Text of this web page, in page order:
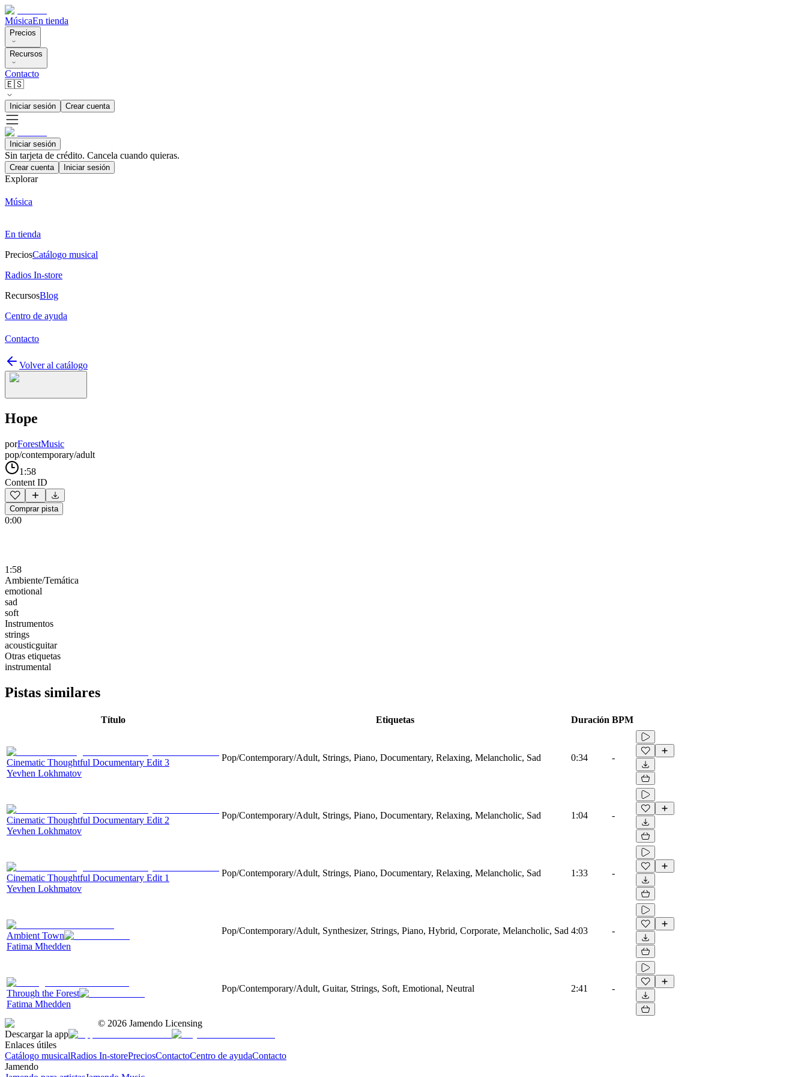
MúsicaEn tienda
Precios
Recursos
Contacto
🇪🇸
Iniciar sesión Crear cuenta
Iniciar sesión
Sin tarjeta de crédito. Cancela cuando quieras.
Crear cuenta Iniciar sesión
Explorar
Música
En tienda
PreciosCatálogo musical
Radios In-store
RecursosBlog
Centro de ayuda
Contacto
Volver al catálogo
Hope
porForestMusic
pop/contemporary/adult
1:58
Content ID
Comprar pista
0:00
1:58
Ambiente/Temática
emotional
sad
soft
Instrumentos
strings
acousticguitar
Otras etiquetas
instrumental
Pistas similares
Título Etiquetas Duración BPM
Cinematic Thoughtful Documentary Edit 3
Yevhen Lokhmatov
Pop/Contemporary/Adult, Strings, Piano, Documentary, Relaxing, Melancholic, Sad 0:34 -
Cinematic Thoughtful Documentary Edit 2
Yevhen Lokhmatov
Pop/Contemporary/Adult, Strings, Piano, Documentary, Relaxing, Melancholic, Sad 1:04 -
Cinematic Thoughtful Documentary Edit 1
Yevhen Lokhmatov
Pop/Contemporary/Adult, Strings, Piano, Documentary, Relaxing, Melancholic, Sad 1:33 -
Ambient Town
Fatima Mhedden
Pop/Contemporary/Adult, Synthesizer, Strings, Piano, Hybrid, Corporate, Melancholic, Sad 4:03 -
Through the Forest
Fatima Mhedden
Pop/Contemporary/Adult, Guitar, Strings, Soft, Emotional, Neutral 2:41 -
© 2026 Jamendo Licensing
Descargar la app
Enlaces útiles
Catálogo musicalRadios In-storePreciosContactoCentro de ayudaContacto
Jamendo